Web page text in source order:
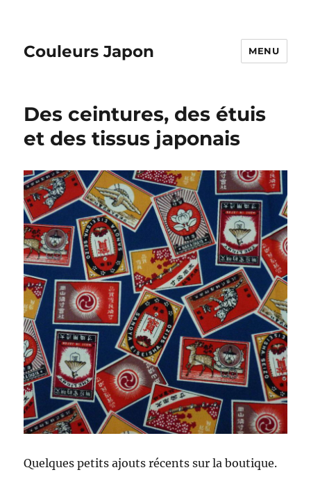
Couleurs Japon MENU
Des ceintures, des étuis
et des tissus japonais
Quelques petits ajouts récents sur la boutique.